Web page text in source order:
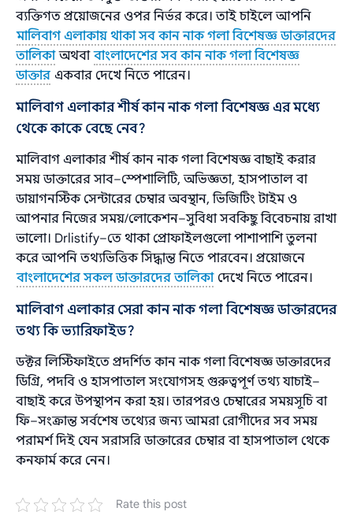
ব্যক্তিগত প্রয়োজনের ওপর নির্ভর করে। তাই চাইলে আপনি
মালিবাগ এলাকায় থাকা সব কান নাক গলা বিশেষজ্ঞ ডাক্তারদের
তালিকাঅথবাবাংলাদেশের সব কান নাক গলা বিশেষজ্ঞ
ডাক্তার একবার দেখে নিতে পারেন।
মালিবাগ এলাকার শীর্ষ কান নাক গলা বিশেষজ্ঞ এর মধ্যে
থেকে কাকে বেছে নেব?
মালিবাগ এলাকার শীর্ষ কান নাক গলা বিশেষজ্ঞ বাছাই করার
সময় ডাক্তারের সাব–স্পেশালিটি, অভিজ্ঞতা, হাসপাতাল বা
ডায়াগনস্টিক সেন্টারের চেম্বার অবস্থান, ভিজিটিং টাইম ও
আপনার নিজের সময়/লোকেশন–সুবিধা সবকিছু বিবেচনায় রাখা
ভালো। Drlistify–তে থাকা প্রোফাইলগুলো পাশাপাশি তুলনা
করে আপনি তথ্যভিত্তিক সিদ্ধান্ত নিতে পারবেন। প্রয়োজনে
বাংলাদেশের সকল ডাক্তারদের তালিকা দেখে নিতে পারেন।
মালিবাগ এলাকার সেরা কান নাক গলা বিশেষজ্ঞ ডাক্তারদের
তথ্য কি ভ্যারিফাইড?
ডক্টর লিস্টিফাইতে প্রদর্শিত কান নাক গলা বিশেষজ্ঞ ডাক্তারদের
ডিগ্রি, পদবি ও হাসপাতাল সংযোগসহ গুরুত্বপূর্ণ তথ্য যাচাই–
বাছাই করে উপস্থাপন করা হয়। তারপরও চেম্বারের সময়সূচি বা
ফি–সংক্রান্ত সর্বশেষ তথ্যের জন্য আমরা রোগীদের সব সময়
পরামর্শ দিই যেন সরাসরি ডাক্তারের চেম্বার বা হাসপাতাল থেকে
কনফার্ম করে নেন।
Rate this post